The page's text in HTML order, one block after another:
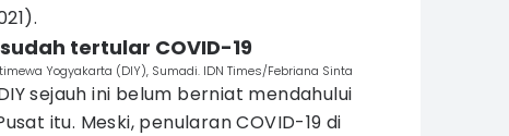
tertular COVID-19
Yogyakarta (DIY), Sumadi. IDN Times/Febriana Sinta
sejauh ini belum berniat mendahului
itu. Meski, penularan COVID-19 di